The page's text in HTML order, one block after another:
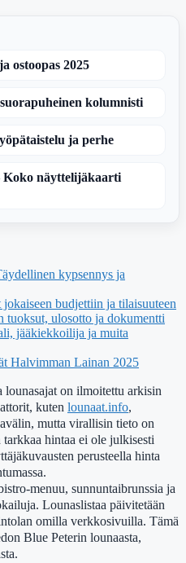
ostoopas 2025
kolumnisti
ja perhe
Koko näyttelijäkaarti
kypsennys ja
budjettiin ja tilaisuuteen
tuoksut, ulosotto ja dokumentti
jääkiekkoilija ja muita
Halvimman Lainan 2025
on ilmoitettu arkisin
kuten lounaat.info,
mutta virallisin tieto on
hintaa ei ole julkisesti
perusteella hinta
menuu, sunnuntaibrunssia ja
Lounaslistaa päivitetään
omilla verkkosivuilla. Tämä
Blue Peterin lounaasta,